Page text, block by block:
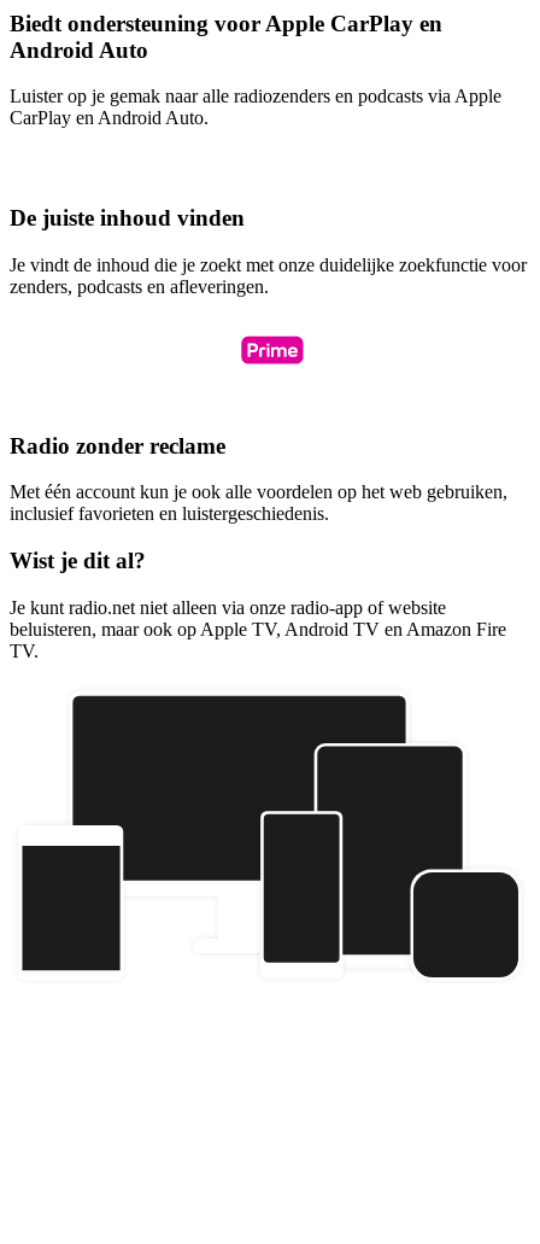
Biedt ondersteuning voor Apple CarPlay en
Android Auto
Luister op je gemak naar alle radiozenders en podcasts via Apple
CarPlay en Android Auto.
De juiste inhoud vinden
Je vindt de inhoud die je zoekt met onze duidelijke zoekfunctie voor
zenders, podcasts en afleveringen.
Radio zonder reclame
Met één account kun je ook alle voordelen op het web gebruiken,
inclusief favorieten en luistergeschiedenis.
Wist je dit al?
Je kunt radio.net niet alleen via onze radio-app of website
beluisteren, maar ook op Apple TV, Android TV en Amazon Fire
TV.